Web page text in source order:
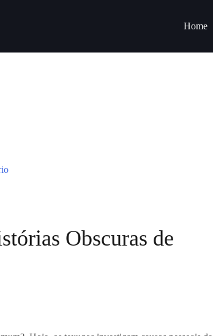
Home
Obscuras de